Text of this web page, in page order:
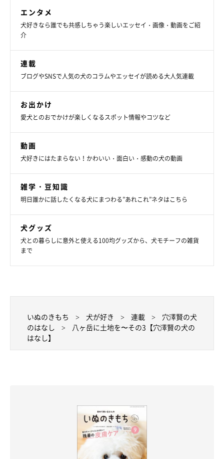
いぬのきもちweb
ただし、そこは正式に売りに出ている土地ではないとのこと。し
かし持ち主はもう何年も来ていないし、以前「売ってもいい」と
漏らしていたらしい。しかもそのとき口にしていた価格は土地・
建物付きで200万円。もし本当に買う気があるのなら、管理事務
所を通して持ち主に交渉してくれるという。
どうしよう。200万円か。相場から考えるとかなり安いが、私に
とっては大金だ。が、頑張れば買えなくはない。でも、本当に買
エンタメ
犬好きなら誰でも共感しちゃう楽しいエッセイ・画像・動画をご紹
介
連載
ブログやSNSで人気の犬のコラムやエッセイが読める大人気連載
お出かけ
愛犬とのおでかけが楽しくなるスポット情報やコツなど
動画
犬好きにはたまらない！かわいい・面白い・感動の犬の動画
雑学・豆知識
明日誰かに話したくなる犬にまつわる”あれこれ”ネタはこちら
犬グッズ
犬との暮らしに意外と使える100均グッズから、犬モチーフの雑貨
まで
いぬのきもち 犬が好き 連載
穴澤賢の犬
のはなし
八ヶ岳に土地を〜その3【穴澤賢の犬の
はなし】